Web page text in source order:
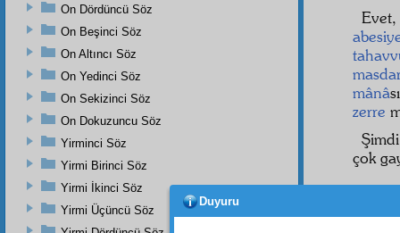
mânâ
zerre
çok
On Dördüncü Söz
On Beşinci Söz
On Altıncı Söz
On Yedinci Söz
On Sekizinci Söz
On Dokuzuncu Söz
Yirminci Söz
Yirmi Birinci Söz
Yirmi İkinci Söz
Yirmi Üçüncü Söz
Duyuru